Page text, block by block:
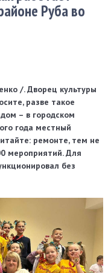
Руба во
/. Дворец культуры
разве такое
– в городском
года местный
ремонте, тем не
мероприятий. Для
без